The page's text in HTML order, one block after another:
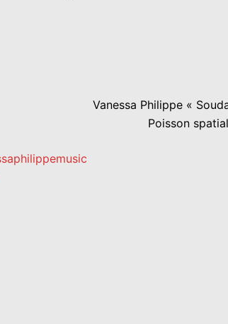
Vanessa Philippe «
Poisson